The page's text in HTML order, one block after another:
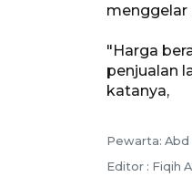
menggelar
"Harga
penjualan
katanya,
Pewarta: Abd
Editor : Fiqih